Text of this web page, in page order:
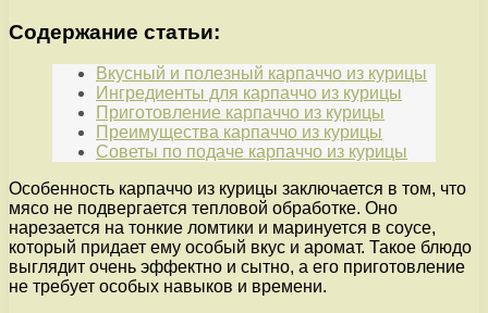
Содержание статьи:
Вкусный и полезный карпаччо из курицы
Ингредиенты для карпаччо из курицы
Приготовление карпаччо из курицы
Преимущества карпаччо из курицы
Советы по подаче карпаччо из курицы
Особенность карпаччо из курицы заключается в том, что
мясо не подвергается тепловой обработке. Оно
нарезается на тонкие ломтики и маринуется в соусе,
который придает ему особый вкус и аромат. Такое блюдо
выглядит очень эффектно и сытно, а его приготовление
не требует особых навыков и времени.